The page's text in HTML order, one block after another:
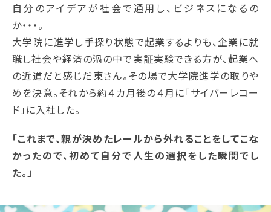
自分のアイデアが社会で通用し、ビジネスになるの
か・・・。
大学院に進学し手探り状態で起業するよりも、企業に就
職し社会や経済の渦の中で実証実験できる方が、起業へ
の近道だと感じだ東さん。その場で大学院進学の取りや
めを決意。それから約４カ月後の４月に「サイバーレコー
ド」に入社した。
「これまで、親が決めたレールから外れることをしてこな
かったので、初めて自分で人生の選択をした瞬間でし
た。」